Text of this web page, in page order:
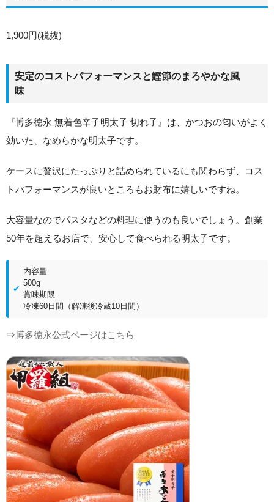
1,900円(税抜)
安定のコストパフォーマンスと鰹節のまろやかな風
味
『博多徳永 無着色辛子明太子 切れ子』は、かつおの匂いがよく
効いた、なめらかな明太子です。
ケースに贅沢にたっぷりと詰められているにも関わらず、コス
トパフォーマンスが良いところもお財布に嬉しいですね。
大容量なのでパスタなどの料理に使うのも良いでしょう。創業
50年を超えるお店で、安心して食べられる明太子です。
内容量
500g
賞味期限
冷凍60日間（解凍後冷蔵10日間）
⇒博多徳永公式ページはこちら